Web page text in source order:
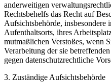
anderweitigen
Rechtsbehelfs das Recht auf
Aufsichtsbehörde, insbesondere
Aufenthaltsorts, ihres
mutmaßlichen Verstoßes, wenn
Verarbeitung der sie
gegen datenschutzrechtliche
3. Zuständige Aufsichtsbehörde